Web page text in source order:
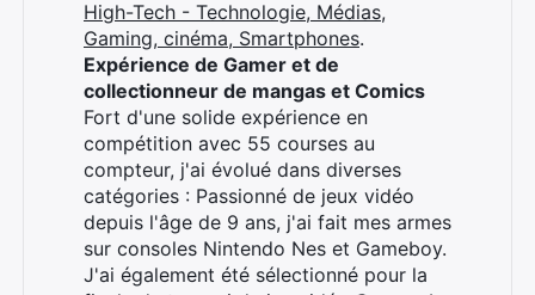
High-Tech - Technologie, Médias,
Gaming, cinéma, Smartphones.
Expérience de Gamer et de
collectionneur de mangas et Comics
Fort d'une solide expérience en
compétition avec 55 courses au
compteur, j'ai évolué dans diverses
catégories : Passionné de jeux vidéo
depuis l'âge de 9 ans, j'ai fait mes armes
sur consoles Nintendo Nes et Gameboy.
J'ai également été sélectionné pour la